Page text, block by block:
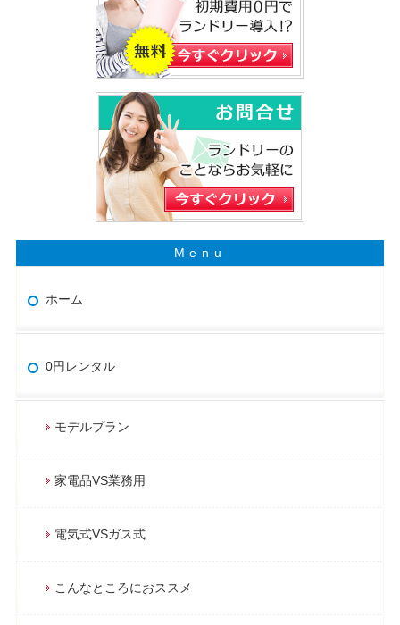
ホーム
0円レンタル
モデルプラン
家電品VS業務用
電気式VSガス式
こんなところにおススメ